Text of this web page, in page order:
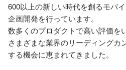
600以上の新しい時代を創るモバ
企画開発を行っています。
数多くのプロダクトで高い評価を
さまざまな業界のリーディングカ
する機会に恵まれてきました。